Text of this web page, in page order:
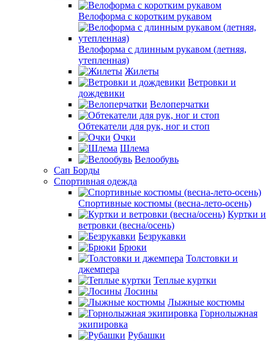
Велоформа с коротким рукавом
Велоформа с длинным рукавом (летняя,
утепленная)
Жилеты
Ветровки и
дождевики
Велоперчатки
Обтекатели для рук, ног и стоп
Очки
Шлема
Велообувь
Сап Борды
Спортивная одежда
Спортивные костюмы (весна-лето-осень)
Куртки и
ветровки (весна/осень)
Безрукавки
Брюки
Толстовки и
джемпера
Теплые куртки
Лосины
Лыжные костюмы
Горнолыжная
экипировка
Рубашки